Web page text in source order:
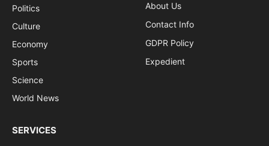
Politics
Culture
Economy
Sports
Science
World News
About Us
Contact Info
GDPR Policy
Expedient
SERVICES